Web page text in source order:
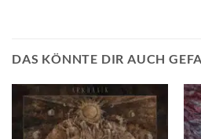
DAS KÖNNTE DIR AUCH